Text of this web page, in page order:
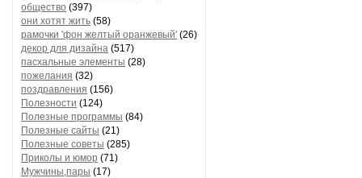
общество (397)
они хотят жить (58)
рамочки 'фон желтый оранжевый' (26)
декор для дизайна (517)
пасхальные элементы (28)
пожелания (32)
поздравления (156)
Полезности (124)
Полезные программы (84)
Полезные сайты (21)
Полезные советы (285)
Приколы и юмор (71)
Мужчины,пары (17)